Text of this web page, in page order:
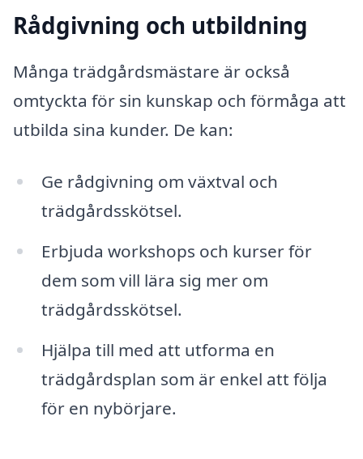
Rådgivning och utbildning
Många trädgårdsmästare är också
omtyckta för sin kunskap och förmåga att
utbilda sina kunder. De kan:
Ge rådgivning om växtval och
trädgårdsskötsel.
Erbjuda workshops och kurser för
dem som vill lära sig mer om
trädgårdsskötsel.
Hjälpa till med att utforma en
trädgårdsplan som är enkel att följa
för en nybörjare.